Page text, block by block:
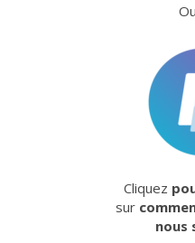
Cliquez
sur
nous